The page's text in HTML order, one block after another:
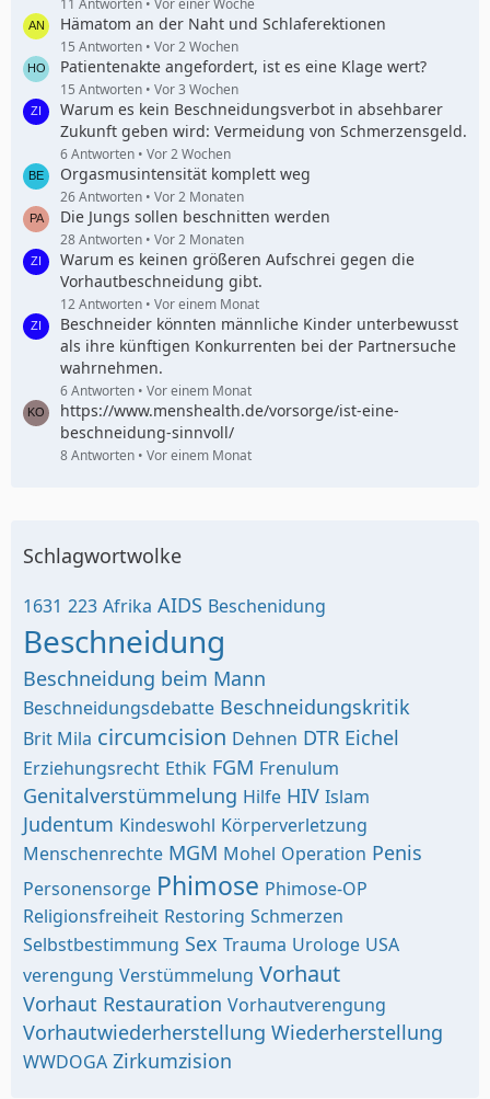
ä
g
e
11 Antworten Vor einer Woche
Hämatom an der Naht und Schlaferektionen
15 Antworten Vor 2 Wochen
Patientenakte angefordert, ist es eine Klage wert?
15 Antworten Vor 3 Wochen
Warum es kein Beschneidungsverbot in absehbarer
Zukunft geben wird: Vermeidung von Schmerzensgeld.
6 Antworten Vor 2 Wochen
Orgasmusintensität komplett weg
26 Antworten Vor 2 Monaten
Die Jungs sollen beschnitten werden
28 Antworten Vor 2 Monaten
Warum es keinen größeren Aufschrei gegen die
Vorhautbeschneidung gibt.
12 Antworten Vor einem Monat
Beschneider könnten männliche Kinder unterbewusst
als ihre künftigen Konkurrenten bei der Partnersuche
wahrnehmen.
6 Antworten Vor einem Monat
https://www.menshealth.de/vorsorge/ist-eine-
beschneidung-sinnvoll/
8 Antworten Vor einem Monat
Schlagwortwolke
1631 223 Afrika AIDS Beschenidung
Beschneidung
Beschneidung beim Mann
Beschneidungsdebatte Beschneidungskritik
Brit Mila circumcision Dehnen DTR Eichel
Erziehungsrecht Ethik FGM Frenulum
Genitalverstümmelung Hilfe HIV Islam
Judentum Kindeswohl Körperverletzung
Menschenrechte MGM Mohel Operation Penis
Personensorge Phimose Phimose-OP
Religionsfreiheit Restoring Schmerzen
Selbstbestimmung Sex Trauma Urologe USA
verengung Verstümmelung Vorhaut
Vorhaut Restauration Vorhautverengung
Vorhautwiederherstellung Wiederherstellung
WWDOGA Zirkumzision